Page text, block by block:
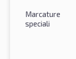
Marcature
speciali